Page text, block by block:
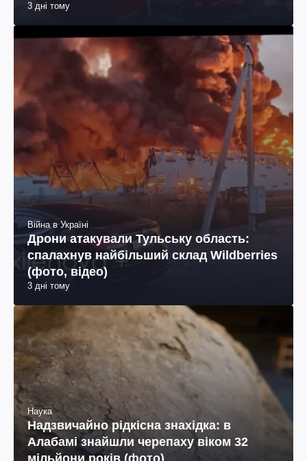
3 дні тому
Війна в Україні
Дрони атакували Тульську область:
спалахнув найбільший склад Wildberries
(фото, відео)
3 дні тому
Наука
Надзвичайно рідкісна знахідка: в
Алабамі знайшли черепаху віком 32